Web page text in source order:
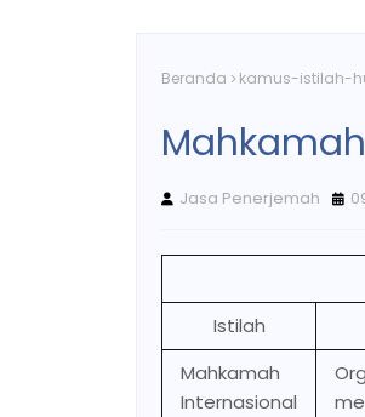
Beranda kamus-istilah-
Jasa Penerjemah
Istilah
Mahkamah
Internasional